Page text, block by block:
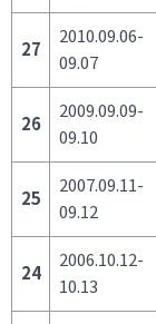
27
2010.09.06-
09.07
26
2009.09.09-
09.10
25
2007.09.11-
09.12
24
2006.10.12-
10.13